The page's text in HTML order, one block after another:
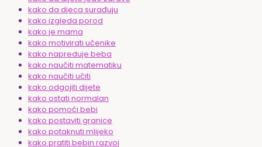
kako da djeca surađuju
kako izgleda porod
kako je mama
kako motivirati učenike
kako napreduje beba
kako naučiti matematiku
kako naučiti učiti
kako odgojiti dijete
kako ostati normalan
kako pomoći bebi
kako postaviti granice
kako potaknuti mlijeko
kako pratiti bebin razvoj